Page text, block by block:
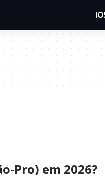
Pro) em 2026?